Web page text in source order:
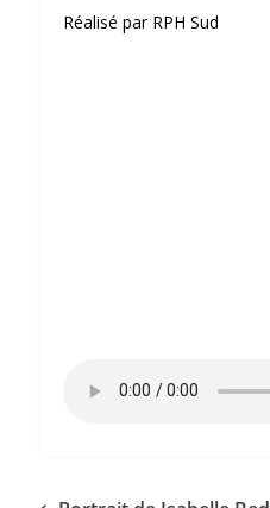
Réalisé par RPH Sud